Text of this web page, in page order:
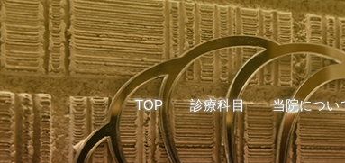
TOP 診療科目
インプラント
当院につい
当院のご案
インプラント
マウスピース型矯正装置
(インビザライン)
1dayセラミック
審美治療
当院のご案
企業理念
スタッフ募
施設基準に